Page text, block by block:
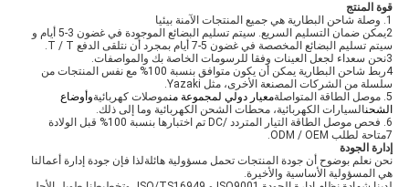
قوة المنتج
1. وصلة شاحن البطارية هي جميع المنتجات الآمنة بيئيا
2يمكن ضمان التسليم السريع. سيتم تسليم البضائع الموجودة في غضون 3-5 أيام و
سيتم تسليم البضائع المخصصة في غضون 5-7 أيام بمجرد أن نتلقى الدفع T / T.
3نحن سعداء لجعل العينات وفقا للرسومات الخاصة بك والمواصفات.
4ربط شاحن البطارية يمكن أن يكون متوافق بنسبة 100% مع نفس المنتجات من
سلسلة من الشركات المصنعة الأخرى، مثل Yazaki.
5. موصل الطاقة المتواصلة
معيار دولي لمجموعة منموصلات كهربائيةوأوضاع
الشحنالسيارات الكهربائية، محطات الشحن الكهربائية وما إلى ذلك.
6. فحص موصل الطاقة التيار المتردد /DC
تم اختبارها بنسبة 100% قبل الولادة
7متاحة لطلب ODM / OEM.
إدارة الجودة
نحن نعلم بوضوح أن جودة المنتجات تحمل مسؤولية هائلةلذا فإن جودة إدارة أعمالنا
هي المسؤولية الأساسية والأخيرة.